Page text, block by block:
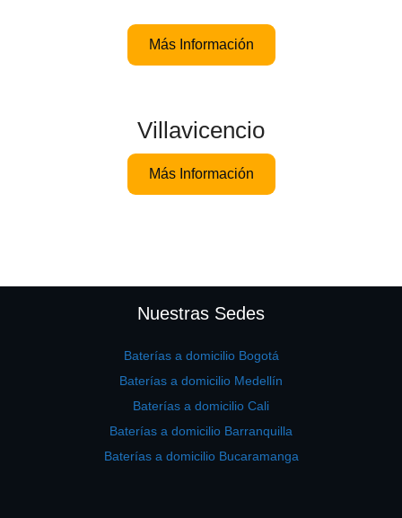
Más Información
Villavicencio
Más Información
Nuestras Sedes
Baterías a domicilio Bogotá
Baterías a domicilio Medellín
Baterías a domicilio Cali
Baterías a domicilio Barranquilla
Baterías a domicilio Bucaramanga